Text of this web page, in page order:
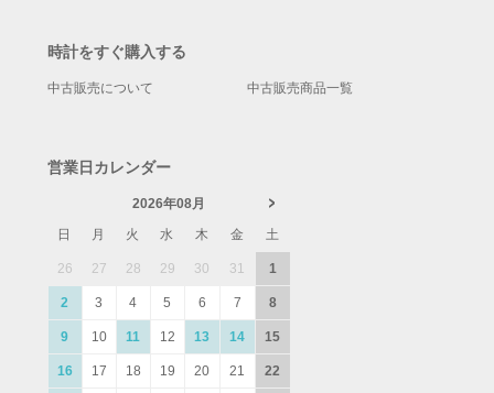
時計をすぐ購入する
中古販売について 中古販売商品一覧
営業日カレンダー
2026年08月
日
月 火 水 木 金 土
26 27 28 29 30 31 1
2 3 4 5 6 7 8
9 10 11 12 13 14 15
16 17 18 19 20 21 22